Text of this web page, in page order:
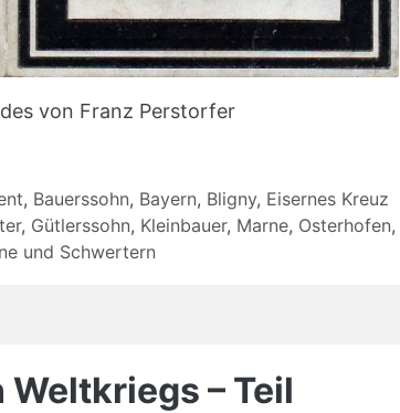
von Franz Perstorfer
, Bauerssohn, Bayern, Bligny, Eisernes Kreuz
, Gütlerssohn, Kleinbauer, Marne, Osterhofen,
und Schwertern
– Teil